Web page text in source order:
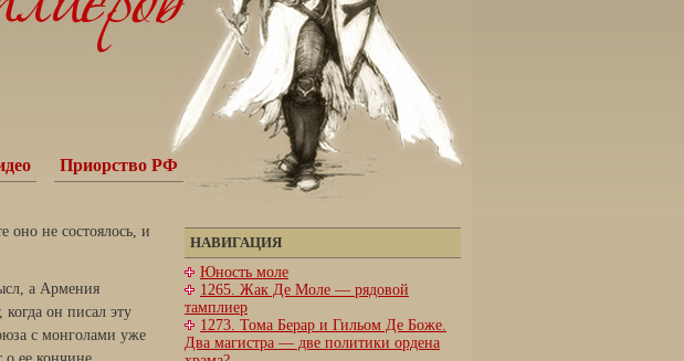
Приорство РФ
оно не состоялось, и
а Армения
когда он писал эту
с монголами уже
НАВИГАЦИЯ
Юность моле
1265. Жак Де Моле — рядовой
тамплиер
1273. Тома Берар и Гильом Де Боже.
Два магистра — две политики ордена